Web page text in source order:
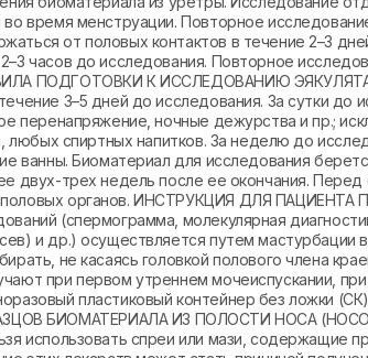
во время менструации. Повторное
от половых контактов в течение 2–3
часов до исследования. Повторное
ПОДГОТОВКИ К ИССЛЕДОВАНИЮ ЭЯКУЛЯТА
3–5 дней до исследования. За сутки до
перенапряжение, ночные дежурства и пр.;
любых спиртных напитков. За неделю до
ванны. Биоматериал для исследования
двух-трех недель после ее окончания.
половых органов. ИНСТРУКЦИЯ ДЛЯ
(спермограмма, молекулярная
и др.) осуществляется путем мастурбации
не касаясь головкой полового члена
при первом утреннем мочеиспускании,
пластиковый контейнер без ложки
БИОМАТЕРИАЛА ИЗ ПОЛОСТИ НОСА
использовать спреи или мази, содержащие